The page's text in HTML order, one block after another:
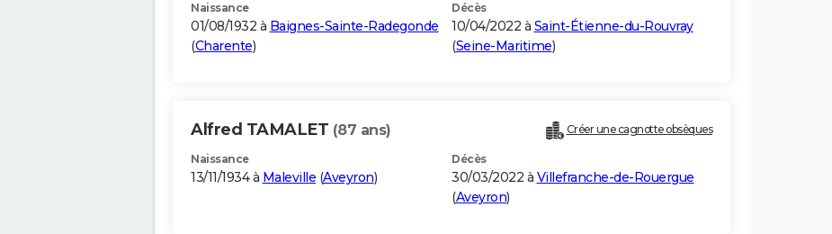
Naissance
01/08/1932 à Baignes-Sainte-Radegonde
(Charente)
Décès
10/04/2022 à Saint-Étienne-du-Rouvray
(Seine-Maritime)
Alfred TAMALET (87 ans) Créer une cagnotte obsèques
Naissance
13/11/1934 à Maleville (Aveyron)
Décès
30/03/2022 à Villefranche-de-Rouergue
(Aveyron)